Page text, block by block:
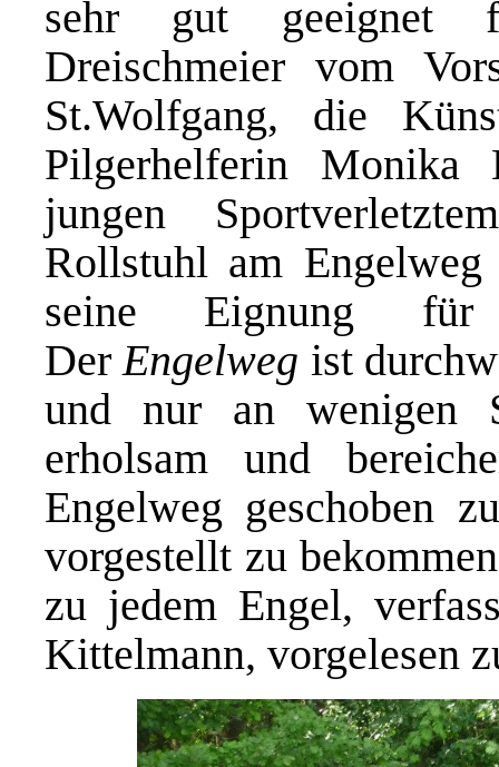
sehr gut geeignet
Dreischmeier vom
St.Wolfgang, die
Pilgerhelferin Monika
jungen
Rollstuhl am
seine Eignung für
DerEngelweg ist
und nur an wenigen
erholsam und
Engelweg geschoben
vorgestellt zu
zu jedem Engel,
Kittelmann, vorgelesen